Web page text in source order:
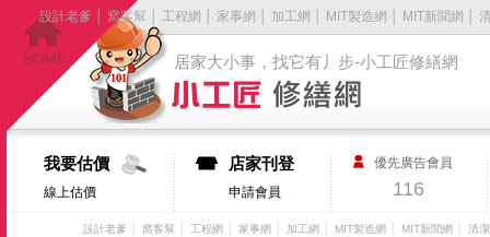
居家大小事，找它有丿步-小工匠修繕網
設計老爹 窩客幫 工程網 家事網 加工網 MIT製造網 MIT新聞網
我要估價
線上估價
店家刊登
申請會員
優先廣告會員
116
設計老爹 窩客幫 工程網 家事網 加工網 MIT製造網 MIT新聞網 清